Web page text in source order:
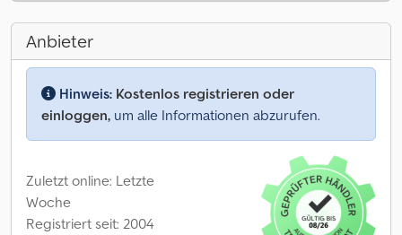
Anbieter
Hinweis: Kostenlos registrieren oder
einloggen, um alle Informationen abzurufen.
Zuletzt online: Letzte
Woche
Registriert seit: 2004